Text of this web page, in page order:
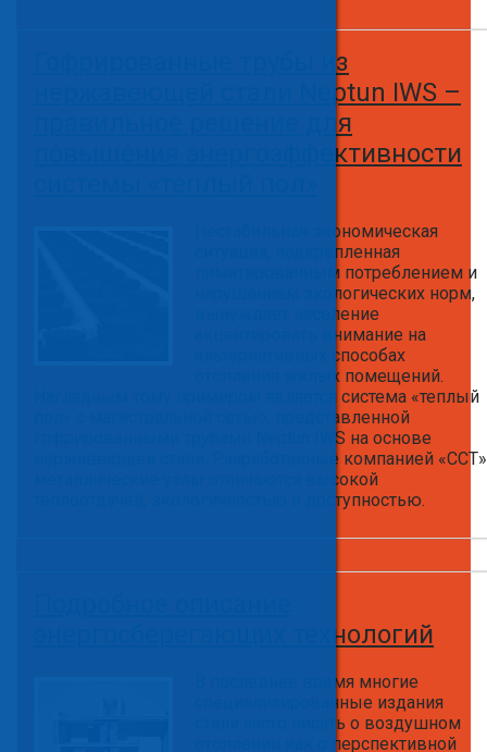
Гофрированные трубы из
нержавеющей стали Neptun IWS –
правильное решение для
повышения энергоэффективности
Нестабильная экономическая
ситуация, подкрепленная
лимитированным потреблением и
нарушением экологических норм,
вынуждает население
акцентировать внимание на
альтернативных способах
отопления жилых помещений.
Наглядным тому примером является система «теплый
пол» с магистральной сетью, представленной
гофрированными трубами Neptun IWS на основе
нержавеющей стали. Разработанные компанией «ССТ»
металлические узлы отличаются высокой
теплоотдачей, экологичностью и доступностью.
энергосберегающих технологий
В последнее время многие
специализированные издания
стали часто писать о воздушном
отоплении как о перспективной